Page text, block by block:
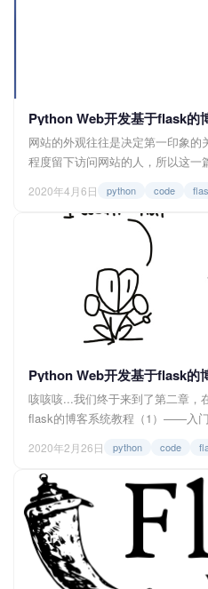
网站的外观往往是决定第一印象
程度留下访问网站的人，所以这一
开始学习吧！ 一、前端框架
2020年4月6日 python code
咳咳咳...我们终于来到了第二章，
flask的博客系统教程（1）——入
应上的一些知识与操作，那么话不
src="https://img.felixlee.cn/blo...
2020年2月26日 python code